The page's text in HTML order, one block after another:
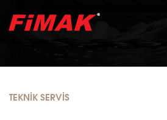
TEKNİK SERVİS